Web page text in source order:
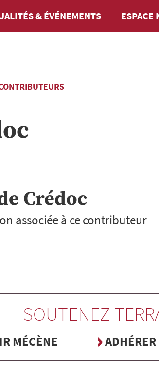
& ÉVÉNEMENTS ESPACE
Crédoc
associée à ce contributeur
SOUTENEZ
MÉCÈNE ADHÉRER